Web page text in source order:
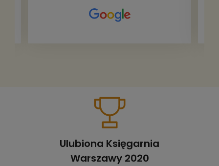
– nasze książki w trakcie
przepakowywania. Część oddaliśmy
Ulubiona Księgarnia
Warszawy 2020